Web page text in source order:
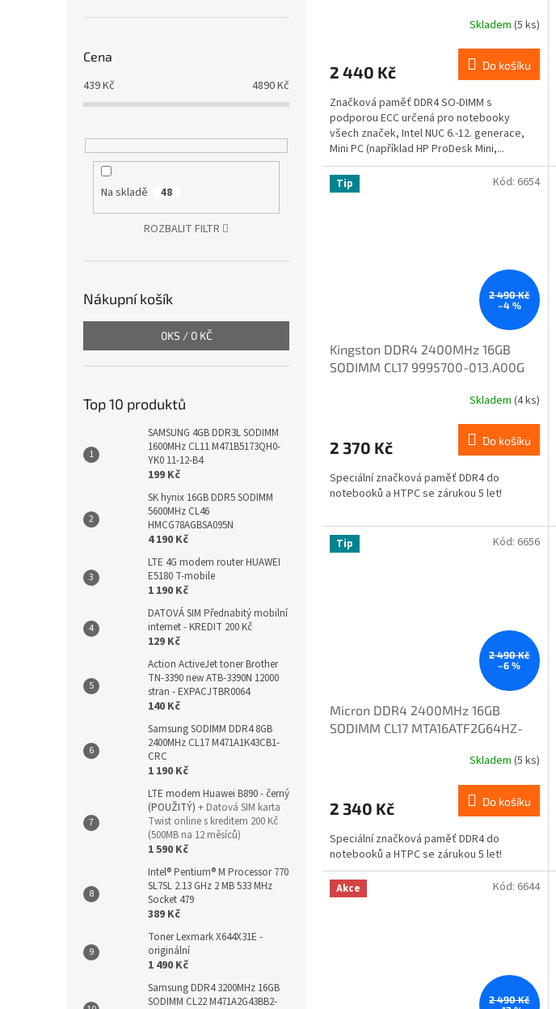
Cena
439Kč 4890Kč
Na skladě 48
ROZBALIT FILTR
Nákupní košík
0KS / 0 KČ
Top 10 produktů
SAMSUNG 4GB DDR3L SODIMM
1600MHz CL11 M471B5173QH0-
YK0 11-12-B4
199 Kč
SK hynix 16GB DDR5 SODIMM
5600MHz CL46
HMCG78AGBSA095N
4 190 Kč
LTE 4G modem router HUAWEI
E5180 T-mobile
1 190 Kč
DATOVÁ SIM Přednabitý mobilní
internet - KREDIT 200 Kč
129 Kč
Action ActiveJet toner Brother
TN-3390 new ATB-3390N 12000
stran - EXPACJTBR0064
140 Kč
Samsung SODIMM DDR4 8GB
2400MHz CL17 M471A1K43CB1-
CRC
1 190 Kč
LTE modem Huawei B890 - černý
(POUŽITÝ) + Datová SIM karta
Twist online s kreditem 200 Kč
(500MB na 12 měsíců)
1 590 Kč
Intel® Pentium® M Processor 770
SL7SL 2.13 GHz 2 MB 533 MHz
Socket 479
389 Kč
Toner Lexmark X644X31E -
originální
1 490 Kč
Samsung DDR4 3200MHz 16GB
SODIMM CL22 M471A2G43BB2-
Skladem (5 ks)
2 440 Kč Do košíku
Značková paměť DDR4 SO-DIMM s
podporou ECC určená pro notebooky
všech značek, Intel NUC 6.-12. generace,
Mini PC (například HP ProDesk Mini,...
Tip
2 490 Kč
–4 %
Kingston DDR4 2400MHz 16GB
SODIMM CL17 9995700-013.A00G
Skladem (4 ks)
2 370 Kč Do košíku
Speciální značková paměť DDR4 do
notebooků a HTPC se zárukou 5 let!
Kód: 6654
Tip
2 490 Kč
–6 %
Micron DDR4 2400MHz 16GB
SODIMM CL17 MTA16ATF2G64HZ-
Skladem (5 ks)
2 340 Kč Do košíku
Speciální značková paměť DDR4 do
notebooků a HTPC se zárukou 5 let!
Kód: 6656
Akce
2 490 Kč
Kód: 6644